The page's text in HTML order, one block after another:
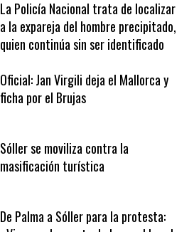
La Policía Nacional trata de localizar
a la expareja del hombre precipitado,
quien continúa sin ser identificado
Oficial: Jan Virgili deja el Mallorca y
Sóller se moviliza contra la